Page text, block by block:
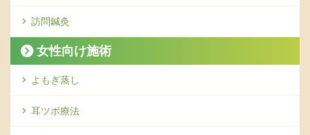
訪問鍼灸
女性向け施術
よもぎ蒸し
耳ツボ療法